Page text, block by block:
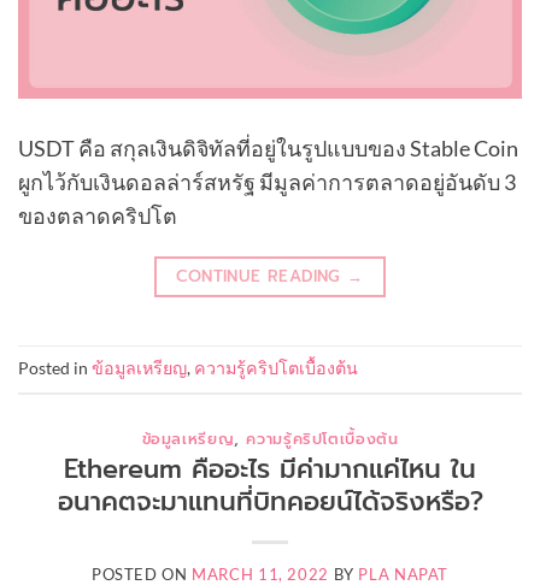
USDT คือ สกุลเงินดิจิทัลที่อยู่ในรูปแบบของ Stable Coin
ผูกไว้กับเงินดอลล่าร์สหรัฐ มีมูลค่าการตลาดอยู่อันดับ 3
ของตลาดคริปโต
CONTINUE READING →
Posted in ข้อมูลเหรียญ, ความรู้คริปโตเบื้องต้น
ข้อมูลเหรียญ,ความรู้คริปโตเบื้องต้น
Ethereum คืออะไร มีค่ามากแค่ไหน ใน
อนาคตจะมาแทนที่บิทคอยน์ได้จริงหรือ?
POSTED ON MARCH 11, 2022 BY PLA NAPAT